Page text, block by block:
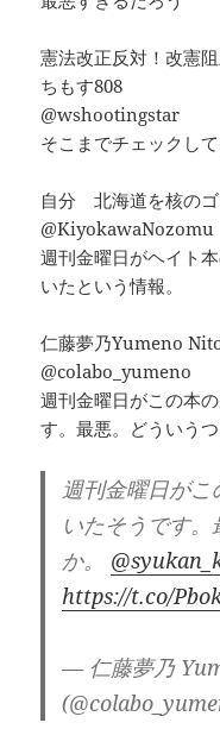
憲法改正反対！改憲
ちもす808
@wshootingstar
そこまでチェックし
自分 北海道を核の
@KiyokawaNozomu
週刊金曜日がヘイト
いたという情報。
仁藤夢乃Yumeno
@colabo_yumeno
週刊金曜日がこの本
す。最悪。どういう
週刊金曜日が
いたそうです
か。
https://t.co/
— 仁藤夢乃